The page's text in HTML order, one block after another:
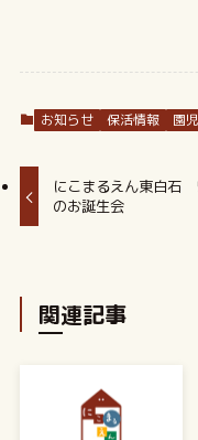
お知らせ 保活情報 園
にこまるえん東白石
のお誕生会
関連記事